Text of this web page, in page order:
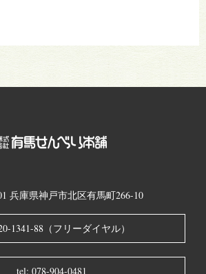
兵庫県神戸市北区有馬町266-10
1341-88（フリーダイヤル）
tel: 078-904-0481